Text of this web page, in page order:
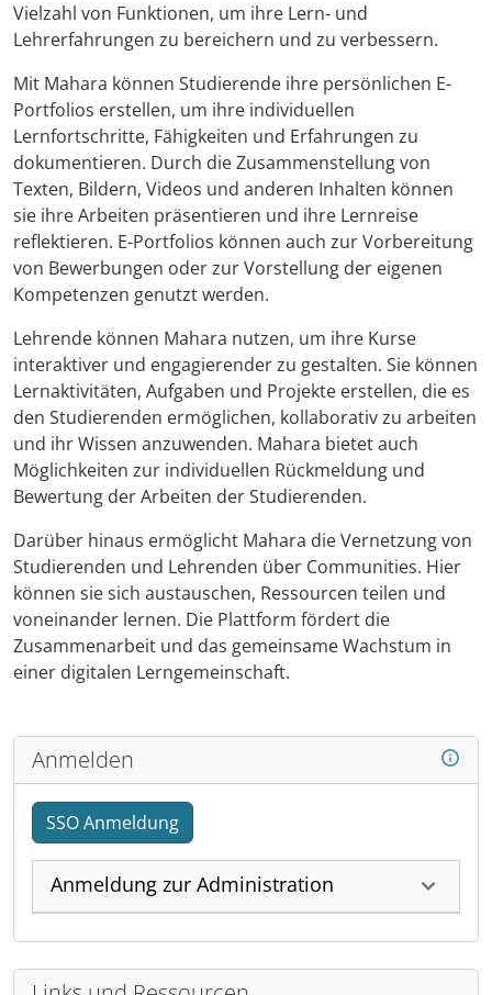
Vielzahl von Funktionen, um ihre Lern- und
Lehrerfahrungen zu bereichern und zu verbessern.
Mit Mahara können Studierende ihre persönlichen E-
Portfolios erstellen, um ihre individuellen
Lernfortschritte, Fähigkeiten und Erfahrungen zu
dokumentieren. Durch die Zusammenstellung von
Texten, Bildern, Videos und anderen Inhalten können
sie ihre Arbeiten präsentieren und ihre Lernreise
reflektieren. E-Portfolios können auch zur Vorbereitung
von Bewerbungen oder zur Vorstellung der eigenen
Kompetenzen genutzt werden.
Lehrende können Mahara nutzen, um ihre Kurse
interaktiver und engagierender zu gestalten. Sie können
Lernaktivitäten, Aufgaben und Projekte erstellen, die es
den Studierenden ermöglichen, kollaborativ zu arbeiten
und ihr Wissen anzuwenden. Mahara bietet auch
Möglichkeiten zur individuellen Rückmeldung und
Bewertung der Arbeiten der Studierenden.
Darüber hinaus ermöglicht Mahara die Vernetzung von
Studierenden und Lehrenden über Communities. Hier
können sie sich austauschen, Ressourcen teilen und
voneinander lernen. Die Plattform fördert die
Zusammenarbeit und das gemeinsame Wachstum in
einer digitalen Lerngemeinschaft.
Anmelden
SSO Anmeldung
Anmeldung zur Administration